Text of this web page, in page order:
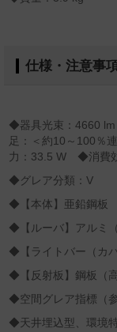
仕様・注意事
◆器具光束：4660
足：＜約10～100
力：33.5 W ◆消費
◆グレア分類：V
◆【本体】亜鉛鋼板
◆【ルーバ】アルミ
◆【ライトバー（カ
◆【反射板】鋼板（
◆空間グレア指標（
◆天井埋込型、環境